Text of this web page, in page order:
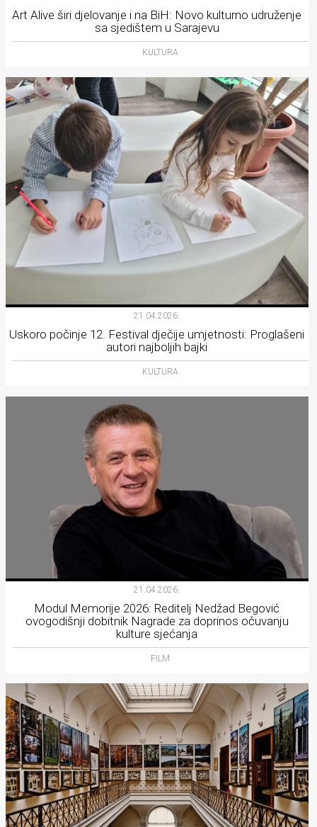
Art Alive širi djelovanje i na BiH: Novo kulturno udruženje
sa sjedištem u Sarajevu
KULTURA
21.04.2026.
Uskoro počinje 12. Festival dječije umjetnosti: Proglašeni
autori najboljih bajki
KULTURA
21.04.2026.
Modul Memorije 2026: Reditelj Nedžad Begović
ovogodišnji dobitnik Nagrade za doprinos očuvanju
kulture sjećanja
FILM